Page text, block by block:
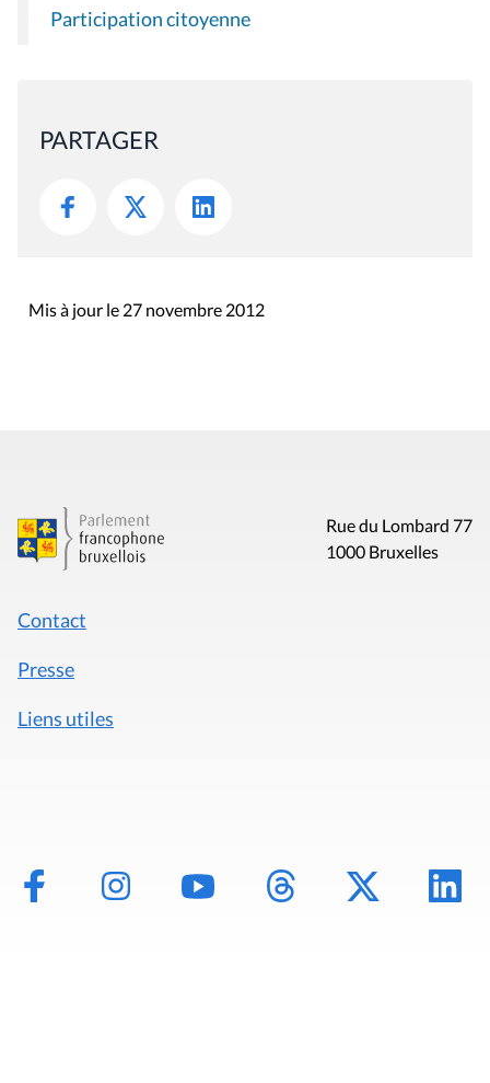
Participation citoyenne
PARTAGER
Mis à jour le 27 novembre 2012
Rue du Lombard 77
1000 Bruxelles
Contact
Presse
Liens utiles